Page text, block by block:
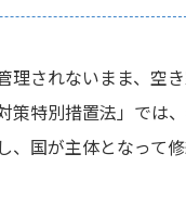
理されないまま、空
策特別措置法」では
、国が主体となって